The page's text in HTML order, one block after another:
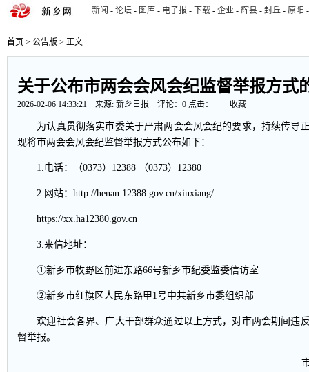
新闻 - 论坛 - 图库 - 电子报 - 下载 - 企业 - 辉县 - 封丘 - 原阳 -
首页 > 公告版 > 正文
关于公布市两会会风会纪监督举报方式
2026-02-06 14:33:21 来源: 新乡日报 评论： 0 点击： 收藏
为认真贯彻落实市委关于严肃两会会风会纪的要求，持续传导
现将市两会会风会纪监督举报方式公布如下：
1.电话：（0373）12388 （0373）12380
2.网站：http://henan.12388.gov.cn/xinxiang/
https://xx.ha12380.gov.cn
3.来信地址：
①新乡市牧野区前进东路66号新乡市纪委监委信访室
②新乡市红旗区人民东路甲1号中共新乡市委组织部
欢迎社会各界、广大干部群众通过以上方式，对市两会期间违
督举报。